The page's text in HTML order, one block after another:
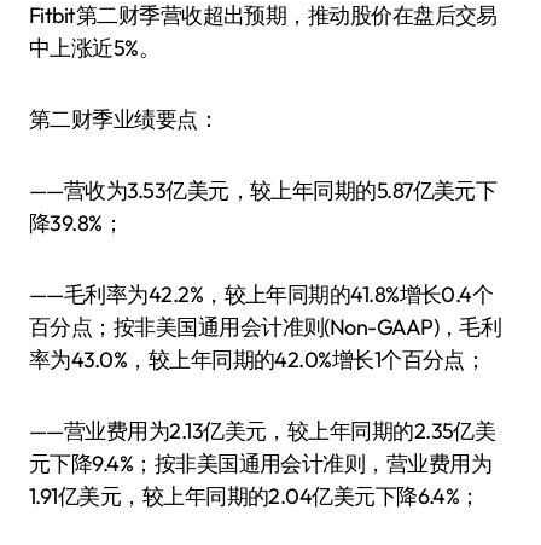
Fitbit第二财季营收超出预期，推动股价在盘后交易
中上涨近5%。
第二财季业绩要点：
——营收为3.53亿美元，较上年同期的5.87亿美元下
降39.8%；
——毛利率为42.2%，较上年同期的41.8%增长0.4个
百分点；按非美国通用会计准则(Non-GAAP)，毛利
率为43.0%，较上年同期的42.0%增长1个百分点；
——营业费用为2.13亿美元，较上年同期的2.35亿美
元下降9.4%；按非美国通用会计准则，营业费用为
1.91亿美元，较上年同期的2.04亿美元下降6.4%；